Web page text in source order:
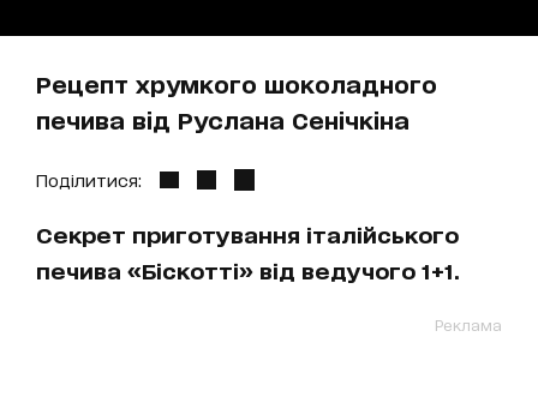
Рецепт хрумкого шоколадного
печива від Руслана Сенічкіна
Поділитися:
Секрет приготування італійського
печива «Біскотті» від ведучого 1+1.
Реклама